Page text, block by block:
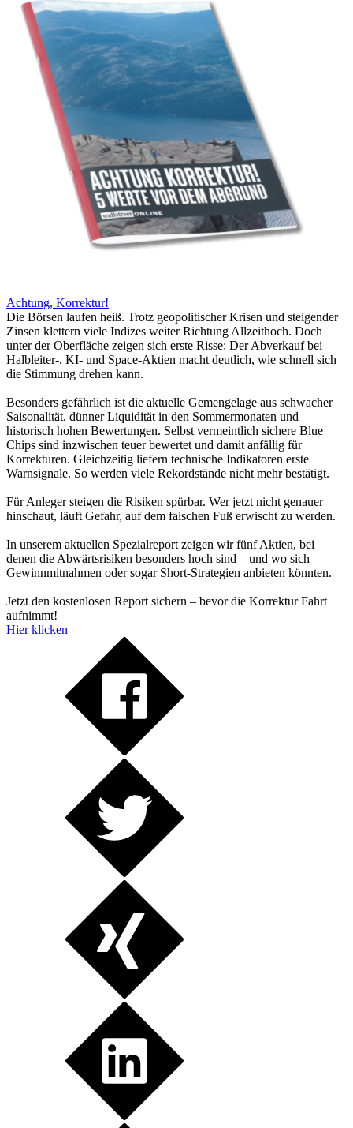
Achtung, Korrektur!
Die Börsen laufen heiß. Trotz geopolitischer Krisen und steigender
Zinsen klettern viele Indizes weiter Richtung Allzeithoch. Doch
unter der Oberfläche zeigen sich erste Risse: Der Abverkauf bei
Halbleiter-, KI- und Space-Aktien macht deutlich, wie schnell sich
die Stimmung drehen kann.
Besonders gefährlich ist die aktuelle Gemengelage aus schwacher
Saisonalität, dünner Liquidität in den Sommermonaten und
historisch hohen Bewertungen. Selbst vermeintlich sichere Blue
Chips sind inzwischen teuer bewertet und damit anfällig für
Korrekturen. Gleichzeitig liefern technische Indikatoren erste
Warnsignale. So werden viele Rekordstände nicht mehr bestätigt.
Für Anleger steigen die Risiken spürbar. Wer jetzt nicht genauer
hinschaut, läuft Gefahr, auf dem falschen Fuß erwischt zu werden.
In unserem aktuellen Spezialreport zeigen wir fünf Aktien, bei
denen die Abwärtsrisiken besonders hoch sind – und wo sich
Gewinnmitnahmen oder sogar Short-Strategien anbieten könnten.
Jetzt den kostenlosen Report sichern – bevor die Korrektur Fahrt
aufnimmt!
Hier klicken